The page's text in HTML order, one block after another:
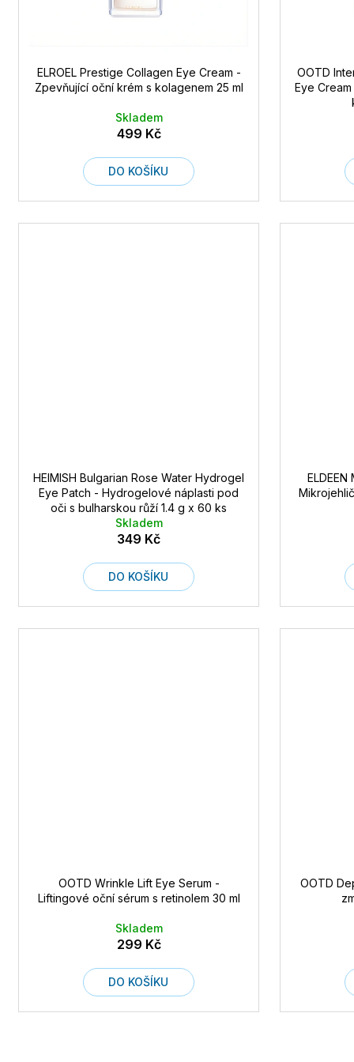
ELROEL Prestige Collagen Eye Cream -
Zpevňující oční krém s kolagenem 25 ml
Skladem
499 Kč
DO KOŠÍKU
OOTD
Eye
HEIMISH Bulgarian Rose Water Hydrogel
Eye Patch - Hydrogelové náplasti pod
oči s bulharskou růží 1.4 g x 60 ks
Skladem
349 Kč
DO KOŠÍKU
OOTD Wrinkle Lift Eye Serum -
Liftingové oční sérum s retinolem 30 ml
Skladem
299 Kč
DO KOŠÍKU
OOTD